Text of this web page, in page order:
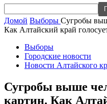
Домой Выборы Сугробы
Как Алтайский край
Выборы
Городские новости
Новости Алтайского
Сугробы выше
картин. Как